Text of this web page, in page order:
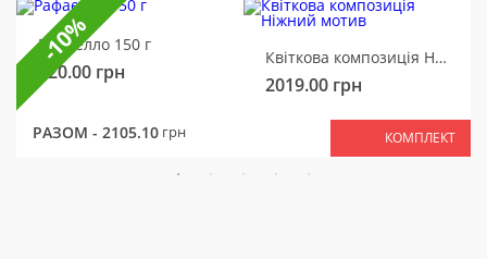
Рафаелло 150 г
320.00 грн
Квіткова композиція Ніжний мотив
2019.00 грн
РАЗОМ - 2105.10 грн КОМПЛЕКТ
-10%